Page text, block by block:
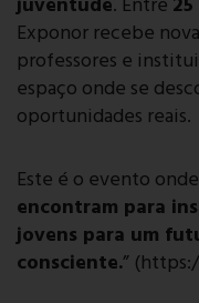
Exponor recebe
professores e
espaço onde se
oportunidades reais.
Este é o evento
encontram para
jovens para um
consciente.”